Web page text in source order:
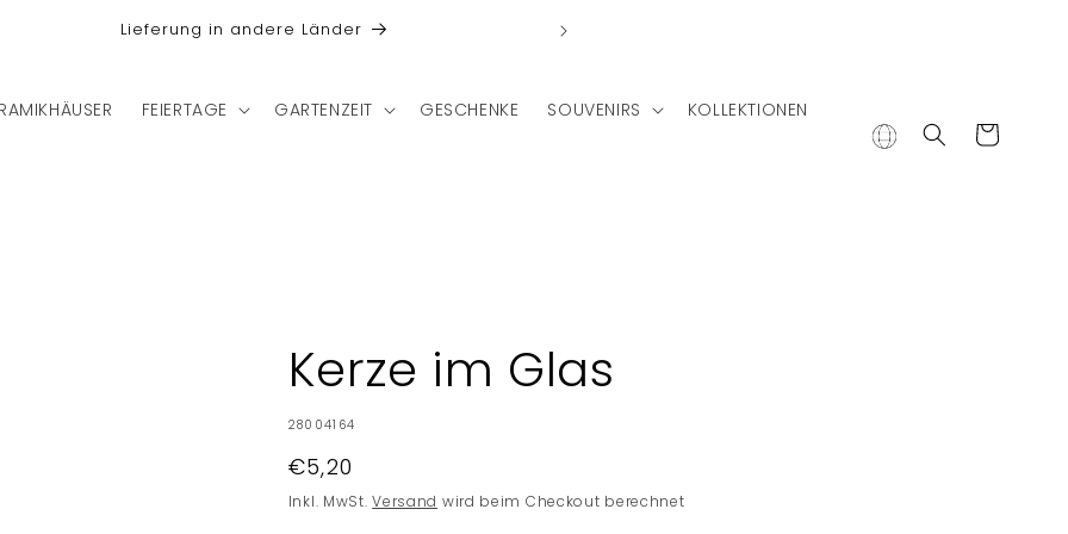
Lieferung in andere Länder
FEIERTAGE GARTENZEIT GESCHENKE SOUVENIRS KOLLEKTIONEN
Warenkorb
Kerze im Glas
SKU:
28004164
Normaler
Preis
€5,20
Inkl. MwSt.Versand wird beim Checkout berechnet